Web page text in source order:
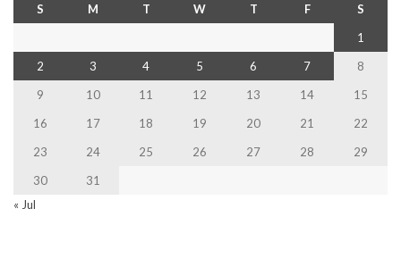
S M T W T F
S
1
2
3 4 5 6 7
8
9
10 11 12 13 14
15
16
17 18 19 20 21
22
23
24 25 26 27 28
29
30
31
« Jul